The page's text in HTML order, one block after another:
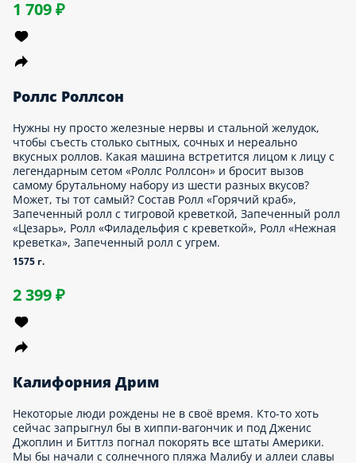
480 г.
Сплетница
Собрались немножко посплетничать? Поперемывать
роллов идеально подойдёт для компании. Новый ролл —
новая тема для обсуждения в кругу роднулек. Состав
Запеченный ролл «Шиитаке», Ролл со снежным крабом, Ролл
овощной, Ролл с беконом.
910 г.
1 179 ₽
Сет фри
Если ты стремишься к идеальной форме, смело заказывай этот
сет. Ведь идеальная форма — это шар. Шутим! Классическая
«Калифорния», «Шиитаке» и «Тигровая креветка»
симпатичные и очень лёгкие. Как ты после обеда. Состав
Ролл «Нежная креветка», Запеченный ролл «Шиитаке», Ролл
705 г.
Сквозь пространство и время